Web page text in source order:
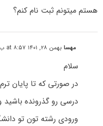
هستم میتونم ثبت نام کنم؟
مهسابهمن ۲۸, ۱۴۰۱ at ۸:۵۷ ب٫ظ
سلام
در صورتی که تا پایان
درسی رو گذرونده
ورودی رشته تون تو